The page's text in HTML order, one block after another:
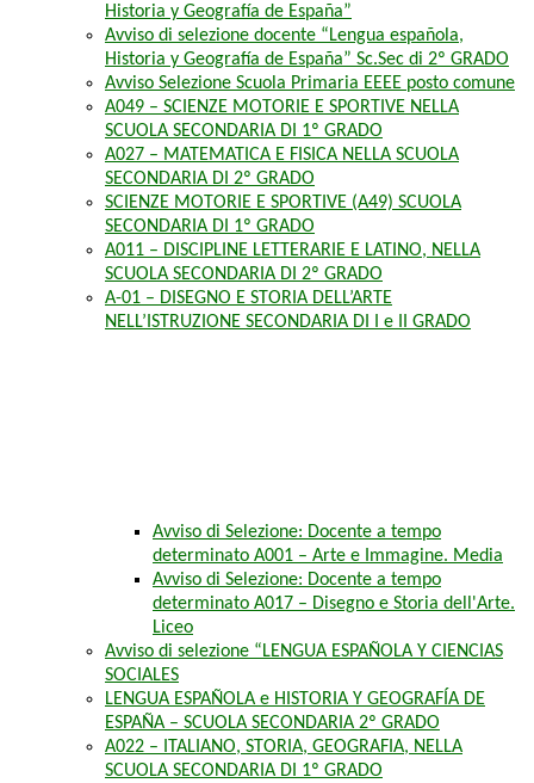
Historia y Geografía de España”
Avviso di selezione docente “Lengua española,
Historia y Geografía de España” Sc.Sec di 2º GRADO
Avviso Selezione Scuola Primaria EEEE posto comune
A049 – SCIENZE MOTORIE E SPORTIVE NELLA
SCUOLA SECONDARIA DI 1º GRADO
A027 – MATEMATICA E FISICA NELLA SCUOLA
SECONDARIA DI 2º GRADO
SCIENZE MOTORIE E SPORTIVE (A49) SCUOLA
SECONDARIA DI 1º GRADO
A011 – DISCIPLINE LETTERARIE E LATINO, NELLA
SCUOLA SECONDARIA DI 2º GRADO
A-01 – DISEGNO E STORIA DELL’ARTE
NELL’ISTRUZIONE SECONDARIA DI I e II GRADO
Avviso di Selezione: Docente a tempo
determinato A001 – Arte e Immagine. Media
Avviso di Selezione: Docente a tempo
determinato A017 – Disegno e Storia dell'Arte.
Liceo
Avviso di selezione “LENGUA ESPAÑOLA Y CIENCIAS
SOCIALES
LENGUA ESPAÑOLA e HISTORIA Y GEOGRAFÍA DE
ESPAÑA – SCUOLA SECONDARIA 2º GRADO
A022 – ITALIANO, STORIA, GEOGRAFIA, NELLA
SCUOLA SECONDARIA DI 1º GRADO